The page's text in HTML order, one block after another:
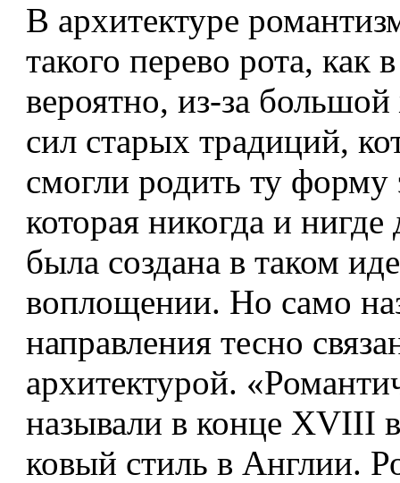
В архитектуре
такого перево рота, как
вероятно, из-за
сил старых традиций,
смогли родить ту форму
которая никогда и нигде
была создана в таком
воплощении. Но са­мо
направления тесно
архитектурой.
называли в конце ХVIII
ковый стиль в Англии.